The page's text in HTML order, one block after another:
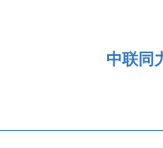
中联同